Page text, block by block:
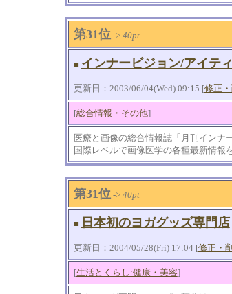
第31位-> 40pt
■ インナービジョン/アイテ
更新日：2003/06/04(Wed) 09:15 [修正
[総合情報・その他]
医療と画像の総合情報誌「月刊インナ
国際レベルで画像医学の各種最新情報
第31位-> 40pt
■ 日本初のヨガグッズ専門店
更新日：2004/05/28(Fri) 17:04 [修正・
[生活とくらし:健康・美容]